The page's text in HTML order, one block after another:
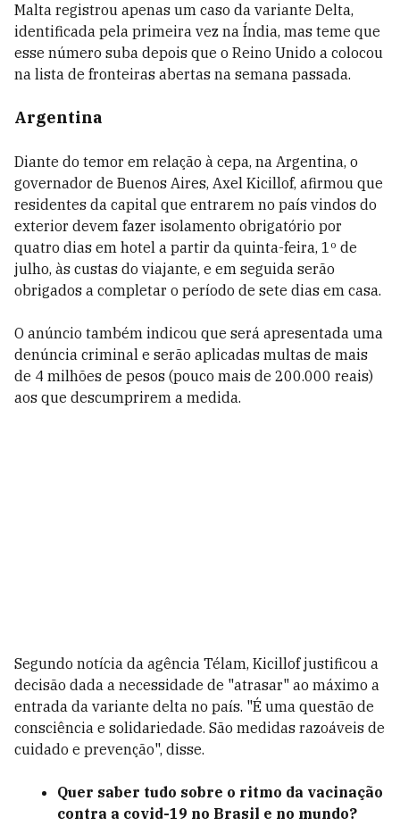
Malta registrou apenas um caso da variante Delta,
identificada pela primeira vez na Índia, mas teme que
esse número suba depois que o Reino Unido a colocou
na lista de fronteiras abertas na semana passada.
Argentina
Diante do temor em relação à cepa, na Argentina, o
governador de Buenos Aires, Axel Kicillof, afirmou que
residentes da capital que entrarem no país vindos do
exterior devem fazer isolamento obrigatório por
quatro dias em hotel a partir da quinta-feira, 1º de
julho, às custas do viajante, e em seguida serão
obrigados a completar o período de sete dias em casa.
O anúncio também indicou que será apresentada uma
denúncia criminal e serão aplicadas multas de mais
de 4 milhões de pesos (pouco mais de 200.000 reais)
aos que descumprirem a medida.
Segundo notícia da agência Télam, Kicillof justificou a
decisão dada a necessidade de "atrasar" ao máximo a
entrada da variante delta no país. "É uma questão de
consciência e solidariedade. São medidas razoáveis de
cuidado e prevenção", disse.
Quer saber tudo sobre o ritmo da vacinação
contra a covid-19 no Brasil e no mundo?